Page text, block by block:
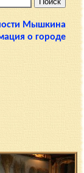
Мышкина
о городе